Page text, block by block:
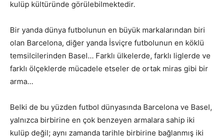
kulüp kültüründe görülebilmektedir.
Bir yanda dünya futbolunun en büyük markalarından biri
olan Barcelona, diğer yanda İsviçre futbolunun en köklü
temsilcilerinden Basel… Farklı ülkelerde, farklı liglerde ve
farklı ölçeklerde mücadele etseler de ortak miras gibi bir
arma…
Belki de bu yüzden futbol dünyasında Barcelona ve Basel,
yalnızca birbirine en çok benzeyen armalara sahip iki
kulüp değil; aynı zamanda tarihle birbirine bağlanmış iki